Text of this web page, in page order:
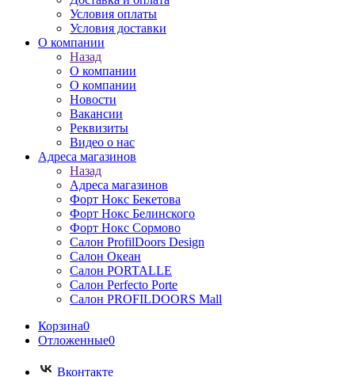
Условия оплаты
Условия доставки
О компании
Назад
О компании
О компании
Новости
Вакансии
Реквизиты
Видео о нас
Адреса магазинов
Назад
Адреса магазинов
Форт Нокс Бекетова
Форт Нокс Белинского
Форт Нокс Сормово
Салон ProfilDoors Design
Салон Океан
Салон PORTALLE
Салон Perfecto Portе
Салон PROFILDOORS Mall
Корзина0
Отложенные0
Вконтакте